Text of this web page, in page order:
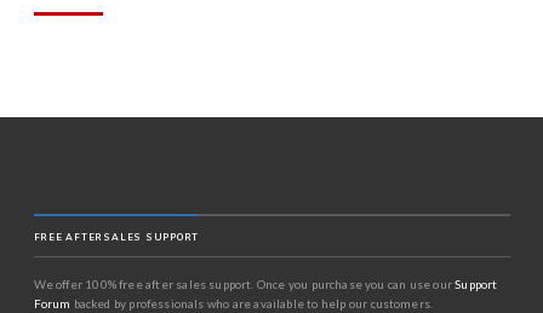
FREE AFTERSALES SUPPORT
We offer 100% free after sales support. Once you purchase you can use ourSupport
Forum backed by professionals who are available to help our customers.